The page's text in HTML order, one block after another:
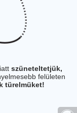
szüneteltetjük,
felületen
türelmüket!